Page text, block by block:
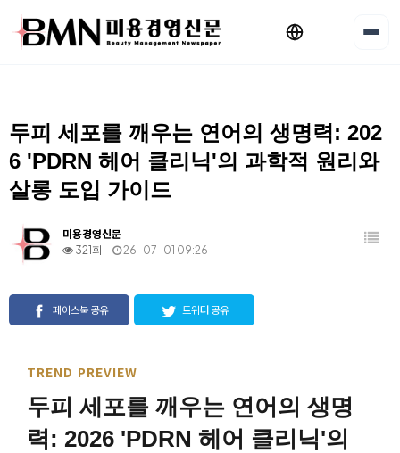
두피 세포를 깨우는 연어의 생명력: 202
6 'PDRN 헤어 클리닉'의 과학적 원리와
살롱 도입 가이드
미용경영신문
321회
26-07-01 09:26
페이스북 공유 트위터 공유
TREND PREVIEW
두피 세포를 깨우는 연어의 생명
력: 2026 'PDRN 헤어 클리닉'의